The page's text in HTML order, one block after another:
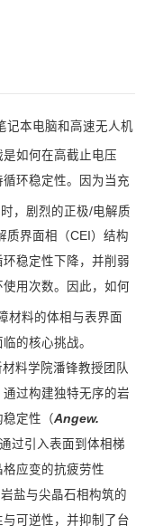
记本电脑和高速无人机
如何在高截止电压
循环稳定性。因为当充
，剧烈的正极/电解质
质界面相（CEI）结构
稳定性下降，并削弱
用次数。因此，如何
材料的体相与表界面
的核心挑战。
料学院潘锋教授团队
过构建独特无序的岩
稳定性（Angew.
过引入表面到体相梯
应变的抗疲劳性
盐与尖晶石相构筑的
可逆性，并抑制了台